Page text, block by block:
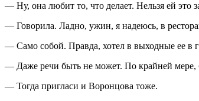
— Ну, она любит то, что делает. Нельзя ей это
— Говорила. Ладно, ужин, я надеюсь, в
— Само собой. Правда, хотел в выходные ее в
— Даже речи быть не может. По крайней мере,
— Тогда пригласи и Воронцова тоже.